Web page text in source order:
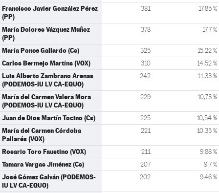
Francisco Javier González Pérez
(PP)
381 17,85 %
María Dolores Vázquez Muñoz
(PP)
378 17,7 %
María Ponce Gallardo (Cs) 325 15,22 %
Carlos Bermejo Martíns (VOX) 310 14,52 %
Luis Alberto Zambrano Arenas
(PODEMOS-IU LV CA-EQUO)
242 11,33 %
María del Carmen Valera Mora
(PODEMOS-IU LV CA-EQUO)
229 10,73 %
Juan de Dios Martín Tocino (Cs) 225 10,54 %
María del Carmen Córdoba
Pallarés (VOX)
221 10,35 %
Rosario Toro Faustino (VOX) 211 9,88 %
Tamara Vargas Jiménez (Cs) 207 9,7 %
José Gómez Galván (PODEMOS-
IU LV CA-EQUO)
202 9,46 %